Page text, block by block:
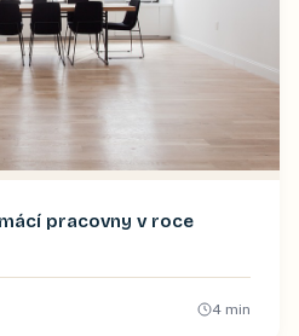
pracovny v roce
4 min